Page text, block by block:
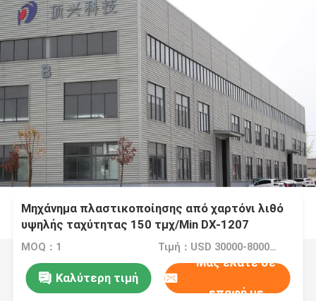
Μηχάνημα πλαστικοποίησης από χαρτόνι λιθό
υψηλής ταχύτητας 150 τμχ/Min DX-1207
MOQ：1 Τιμή：USD 30000-80000/SET
Καλύτερη τιμή
Μας ελάτε σε
επαφή με